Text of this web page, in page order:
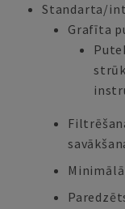
Standarta/
Grafīta